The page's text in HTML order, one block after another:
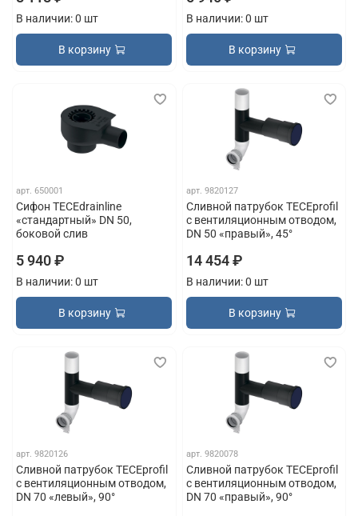
В наличии: 0 шт
В корзину
В наличии: 0 шт
В корзину
арт.650001
Сифон TECEdrainline
«стандартный» DN 50,
боковой слив
5 940 ₽
В наличии: 0 шт
В корзину
арт. 9820127
Сливной патрубок TECEprofil
с вентиляционным отводом,
DN 50 «правый», 45°
14 454 ₽
В наличии: 0 шт
В корзину
арт.9820126
Сливной патрубок TECEprofil
с вентиляционным отводом,
DN 70 «левый», 90°
арт. 9820078
Сливной патрубок TECEprofil
с вентиляционным отводом,
DN 70 «правый», 90°